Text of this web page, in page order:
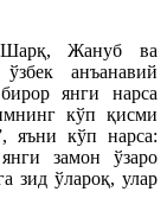
Шарқ, Жануб ва
анъанавий
янги нарса
кўп қисми
яъни кўп нарса:
замон ўзаро
зид ўлароқ, улар